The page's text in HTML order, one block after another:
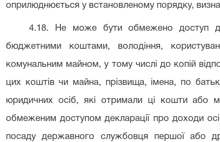
оприлюднюється у встановленому порядку,
4.18. Не може бути обмежено доступ
бюджетними коштами, володіння,
комунальним майном, у тому числі до копій
цих коштів чи майна, прізвища, імена, по
юридичних осіб, які отримали ці кошти або
обмеженим доступом декларації про доходи
посаду державного службовця першої або